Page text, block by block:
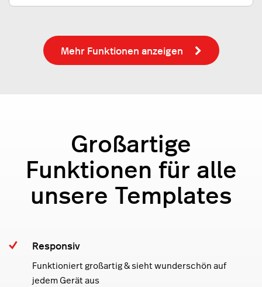
Mehr Funktionen anzeigen
Großartige
Funktionen für alle
unsere Templates
Responsiv
Funktioniert großartig & sieht wunderschön auf
jedem Gerät aus